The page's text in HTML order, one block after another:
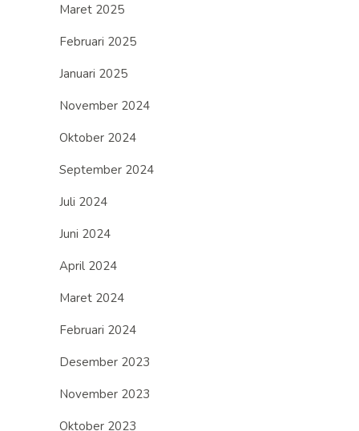
Maret 2025
Februari 2025
Januari 2025
November 2024
Oktober 2024
September 2024
Juli 2024
Juni 2024
April 2024
Maret 2024
Februari 2024
Desember 2023
November 2023
Oktober 2023